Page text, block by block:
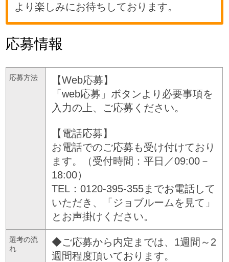
より楽しみにお待ちしております。
応募情報
応募方法
【Web応募】
「web応募」ボタンより必要事項を
入力の上、ご応募ください。
【電話応募】
お電話でのご応募も受け付けており
ます。（受付時間：平日／09:00－
18:00）
TEL：0120-395-355までお電話して
いただき、「ジョブルームを見て」
とお声掛けください。
選考の流
れ
◆ご応募から内定までは、1週間～2
週間程度頂いております。